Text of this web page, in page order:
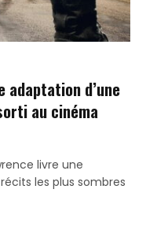
adaptation d’une
au cinéma
livre une
les plus sombres